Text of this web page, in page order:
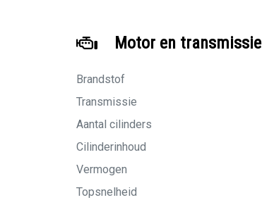
Motor en transmissie
Brandstof
Transmissie
Aantal cilinders
Cilinderinhoud
Vermogen
Topsnelheid